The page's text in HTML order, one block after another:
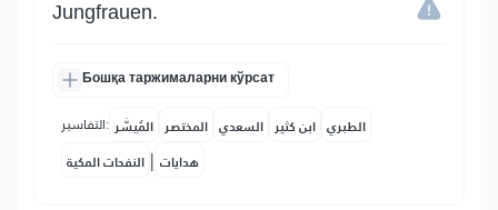
Jungfrauen.
Бошқа таржималарни кўрсат
التفاسير: المُيسَّر المختصر السعدي ابن كثير الطبري
النفحات المكية | هدايات